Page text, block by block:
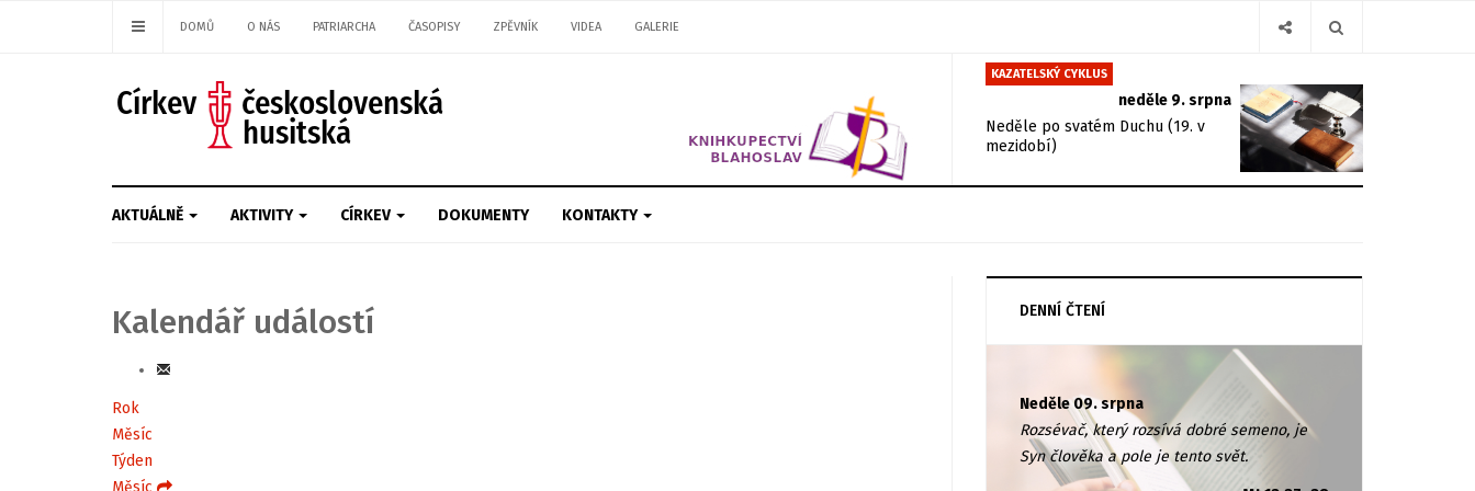
DOMŮ O NÁS PATRIARCHA ČASOPISY ZPĚVNÍK VIDEA GALERIE
KAZATELSKÝ CYKLUS
neděle 9. srpna
Neděle po svatém Duchu (19. v
mezidobí)
AKTUÁLNĚ AKTIVITY CÍRKEV DOKUMENTY KONTAKTY
Kalendář událostí
Rok
Měsíc
Týden
Měsíc
DENNÍ ČTENÍ
Neděle 09. srpna
Rozsévač, který rozsívá dobré semeno, je
Syn člověka a pole je tento svět.